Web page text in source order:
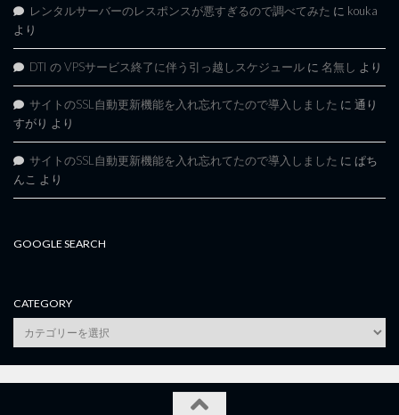
レンタルサーバーのレスポンスが悪すぎるので調べてみた に kouka
より
DTI の VPSサービス終了に伴う引っ越しスケジュール に 名無し より
サイトのSSL自動更新機能を入れ忘れてたので導入しました に 通り
すがり より
サイトのSSL自動更新機能を入れ忘れてたので導入しました に ぱち
んこ より
GOOGLE SEARCH
CATEGORY
category